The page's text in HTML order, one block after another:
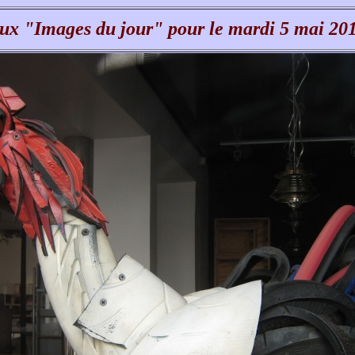
"Images du jour" pour le mardi 5 mai